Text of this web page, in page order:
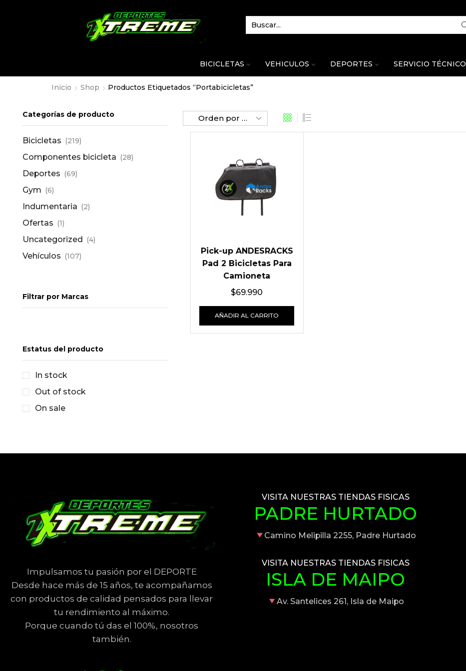
BICICLETAS VEHICULOS DEPORTES SERVICIO TÉCNICO
Inicio Shop Productos Etiquetados “portabicicletas”
Pick-up ANDESRACKS
Pad 2 Bicicletas Para
Camioneta
$69.990
AÑADIR AL CARRITO
Categorías de producto
Bicicletas (219)
Componentes bicicleta (28)
Deportes (69)
Gym (6)
Indumentaria (2)
Ofertas (1)
Uncategorized (4)
Vehículos (107)
Filtrar por Marcas
Estatus del producto
In stock
Out of stock
On sale
Impulsamos tu pasión por el DEPORTE
Desde hace más de 15 años, te acompañamos
con productos de calidad pensados para llevar
tu rendimiento al máximo.
Porque cuando tú das el 100%, nosotros
también.
VISITA NUESTRAS TIENDAS FISICAS
PADRE HURTADO
Camino Melipilla 2255, Padre Hurtado
VISITA NUESTRAS TIENDAS FISICAS
ISLA DE MAIPO
Av. Santelices 261, Isla de Maipo